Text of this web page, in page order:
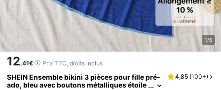
1/6
12,41€ Prix TTC, droits inclus
SHEIN Ensemble bikini 3 pièces pour fille pré-
ado, bleu avec boutons métalliques étoile
4,85 (100+)